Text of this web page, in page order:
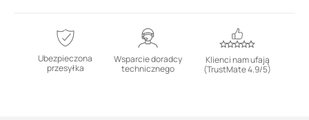
Ubezpieczona
przesyłka
Wsparcie doradcy
technicznego
Klienci nam ufają
(TrustMate 4.9/5)